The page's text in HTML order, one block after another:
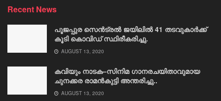
Recent News
പൂജപ്പുര സെന്‍ട്രല്‍ ജയിലില്‍ 41 തടവുകാര്‍ക്ക്
കൂടി കൊവിഡ് സ്ഥിരീകരിച്ചു.
AUGUST 13, 2020
കവിയും നാടക–സിനിമ ഗാനരചയിതാവുമായ
ചുനക്കര രാമൻകുട്ടി അന്തരിച്ചു..
AUGUST 13, 2020